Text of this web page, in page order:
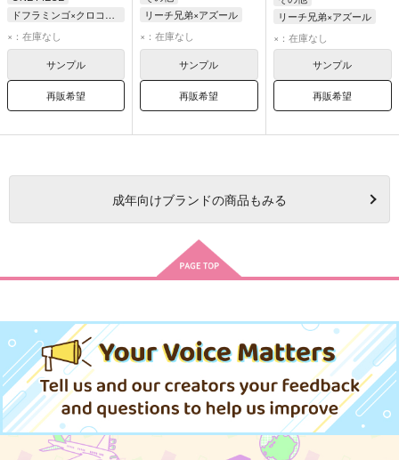
ドフラミンゴ×クロコダイル
ドフラミンゴ
クロコダイル
×：在庫なし
サンプル
再販希望
リーチ兄弟×アズール
ジェイド・リーチ
フロイド・リーチ
×：在庫なし
サンプル
再販希望
リーチ兄弟×アズール
ジェイド・リーチ
フロイド・リーチ
×：在庫なし
サンプル
再販希望
成年向けブランドの商品もみる